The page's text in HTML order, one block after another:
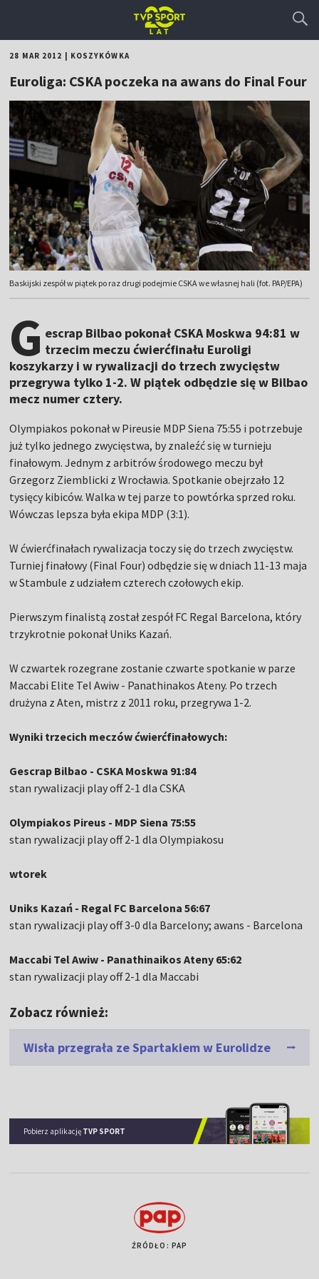
28 MAR 2012 KOSZYKÓWKA
Euroliga: CSKA poczeka na awans do Final Four
Baskijski zespół w piątek po raz drugi podejmie CSKA we własnej hali (fot. PAP/EPA)
G escrap Bilbao pokonał CSKA Moskwa 94:81 w
trzecim meczu ćwierćfinału Euroligi
koszykarzy i w rywalizacji do trzech zwycięstw
przegrywa tylko 1-2. W piątek odbędzie się w Bilbao
mecz numer cztery.
Olympiakos pokonał w Pireusie MDP Siena 75:55 i potrzebuje
już tylko jednego zwycięstwa, by znaleźć się w turnieju
finałowym. Jednym z arbitrów środowego meczu był
Grzegorz Ziemblicki z Wrocławia. Spotkanie obejrzało 12
tysięcy kibiców. Walka w tej parze to powtórka sprzed roku.
Wówczas lepsza była ekipa MDP (3:1).
W ćwierćfinałach rywalizacja toczy się do trzech zwycięstw.
Turniej finałowy (Final Four) odbędzie się w dniach 11-13 maja
w Stambule z udziałem czterech czołowych ekip.
Pierwszym finalistą został zespół FC Regal Barcelona, który
trzykrotnie pokonał Uniks Kazań.
W czwartek rozegrane zostanie czwarte spotkanie w parze
Maccabi Elite Tel Awiw - Panathinakos Ateny. Po trzech
drużyna z Aten, mistrz z 2011 roku, przegrywa 1-2.
Wyniki trzecich meczów ćwierćfinałowych:
Gescrap Bilbao - CSKA Moskwa 91:84
stan rywalizacji play off 2-1 dla CSKA
Olympiakos Pireus - MDP Siena 75:55
stan rywalizacji play off 2-1 dla Olympiakosu
wtorek
Uniks Kazań - Regal FC Barcelona 56:67
stan rywalizacji play off 3-0 dla Barcelony; awans - Barcelona
Maccabi Tel Awiw - Panathinaikos Ateny 65:62
stan rywalizacji play off 2-1 dla Maccabi
Zobacz również:
Wisła przegrała ze Spartakiem w Eurolidze
Pobierz aplikację TVP SPORT
ŹRÓDŁO: PAP